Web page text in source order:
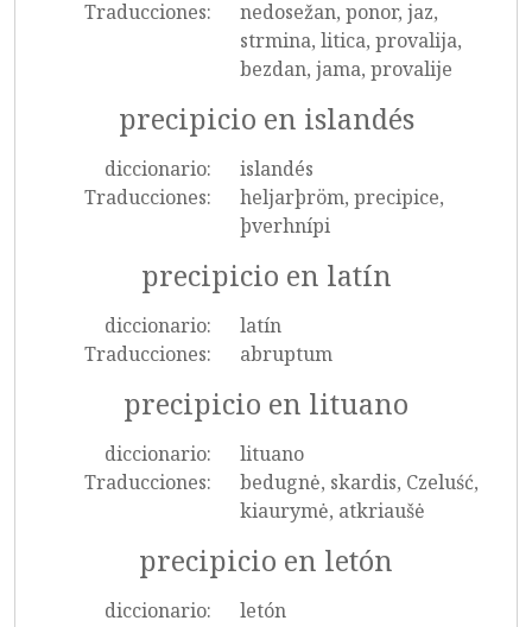
Traducciones:
nedosežan, ponor, jaz,
strmina, litica, provalija,
bezdan, jama, provalije
precipicio en islandés
diccionario:
islandés
Traducciones:
heljarþröm, precipice,
þverhnípi
precipicio en latín
diccionario:
latín
Traducciones:
abruptum
precipicio en lituano
diccionario:
lituano
Traducciones:
bedugnė, skardis, Czeluść,
kiaurymė, atkriaušė
precipicio en letón
diccionario:
letón